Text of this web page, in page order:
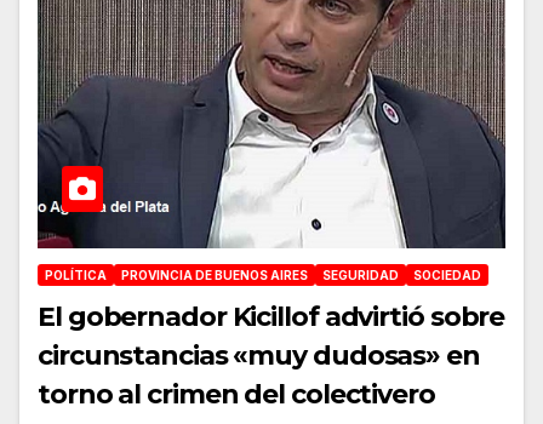
POLÍTICA PROVINCIA DE BUENOS AIRES SEGURIDAD SOCIEDAD
El gobernador Kicillof advirtió sobre
circunstancias «muy dudosas» en
torno al crimen del colectivero